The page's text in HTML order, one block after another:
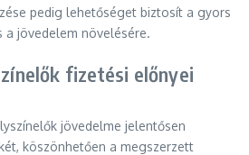
pedig lehetőséget biztosít a gyors
a jövedelem növelésére.
fizetési előnyei
jövedelme jelentősen
köszönhetően a megszerzett